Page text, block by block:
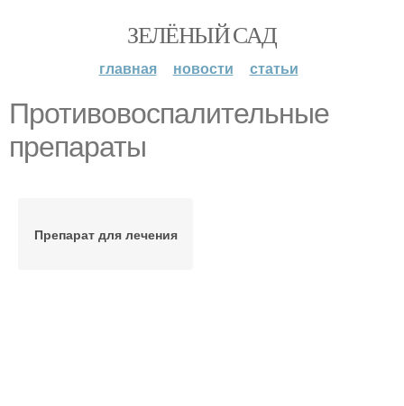
ЗЕЛЁНЫЙ САД
главная новости статьи
Противовоспалительные
препараты
Препарат для лечения